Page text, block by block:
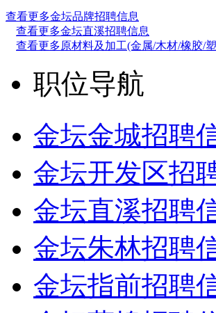
查看更多金坛品牌招聘信息
查看更多金坛直溪招聘信息
查看更多原材料及加工(金属/木材/橡胶/
职位导航
金坛金城招聘
金坛开发区招
金坛直溪招聘
金坛朱林招聘
金坛指前招聘